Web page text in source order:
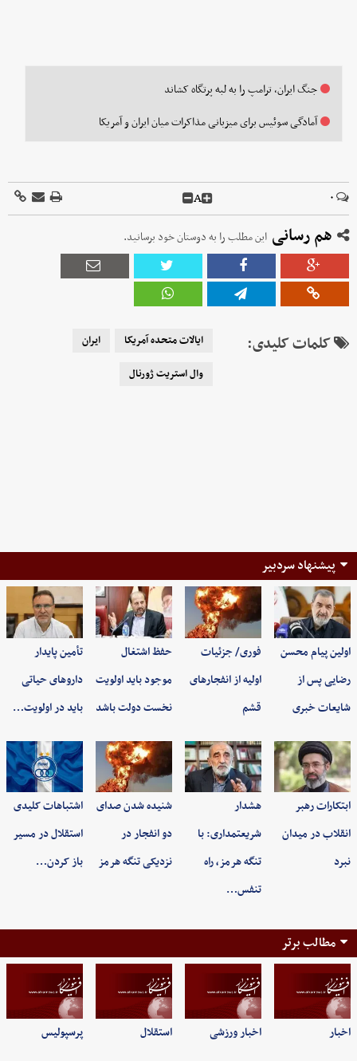
جنگ ایران، ترامپ را به لبه پرتگاه کشاند
آمادگی سوئیس برای میزبانی مذاکرات میان ایران و آمریکا
۰ A
هم رسانی این مطلب را به دوستان خود برسانید.
کلمات کلیدی: ایالات متحده آمریکا
ایران
وال استریت ژورنال
پیشنهاد سردبیر
اولین پیام محسن
رضایی پس از
شایعات خبری
فوری/ جزئیات
اولیه از انفجارهای
قشم
حفظ اشتغال
موجود باید اولویت
نخست دولت باشد
تأمین پایدار
داروهای حیاتی
باید در اولویت…
ابتکارات رهبر
انقلاب در میدان
نبرد
هشدار
شریعتمداری: با
تنگه هرمز، راه
تنفس…
شنیده شدن صدای
دو انفجار در
نزدیکی تنگه هرمز
اشتباهات کلیدی
استقلال در مسیر
باز کردن…
مطالب برتر
اخبار اخبار ورزشی استقلال پرسپولیس